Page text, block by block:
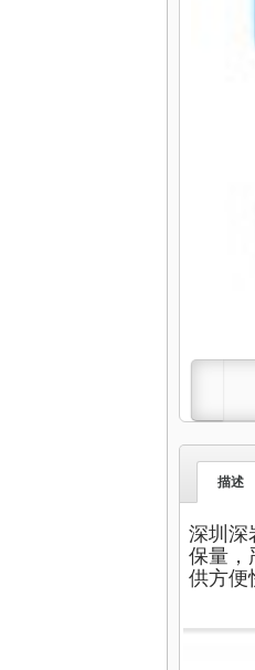
描述
深圳深
保量，
供方便